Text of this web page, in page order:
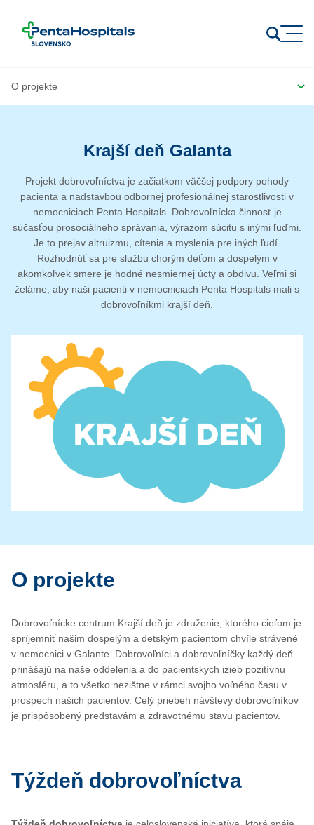
Krajší deň Galanta
Projekt dobrovoľníctva je začiatkom väčšej podpory pohody
pacienta a nadstavbou odbornej profesionálnej starostlivosti v
nemocniciach Penta Hospitals. Dobrovoľnícka činnosť je
súčasťou prosociálneho správania, výrazom súcitu s inými ľuďmi.
Je to prejav altruizmu, cítenia a myslenia pre iných ľudí.
Rozhodnúť sa pre službu chorým deťom a dospelým v
akomkoľvek smere je hodné nesmiernej úcty a obdivu. Veľmi si
želáme, aby naši pacienti v nemocniciach Penta Hospitals mali s
dobrovoľníkmi krajší deň.
O projekte
Dobrovoľnícke centrum Krajší deň je združenie, ktorého cieľom je
spríjemniť našim dospelým a detským pacientom chvíle strávené
v nemocnici v Galante. Dobrovoľníci a dobrovoľníčky každý deň
prinášajú na naše oddelenia a do pacientskych izieb pozitívnu
atmosféru, a to všetko nezištne v rámci svojho voľného času v
prospech našich pacientov. Celý priebeh návštevy dobrovoľníkov
je prispôsobený predstavám a zdravotnému stavu pacientov.
Týždeň dobrovoľníctva